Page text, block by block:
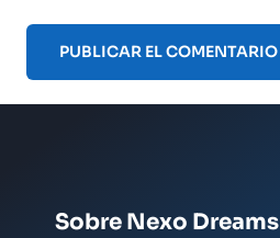
Sobre Nexo Dreams